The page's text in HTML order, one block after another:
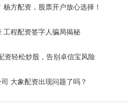
方配资，股票开户放心选择！
工程配资签字人骗局揭秘
资轻松炒股，告别卓信宝风险
大象配资出现问题了吗？